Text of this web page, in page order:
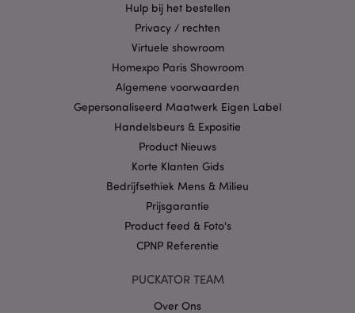
Hulp bij het bestellen
Privacy / rechten
Virtuele showroom
Homexpo Paris Showroom
Algemene voorwaarden
Gepersonaliseerd Maatwerk Eigen Label
Handelsbeurs & Expositie
Product Nieuws
Korte Klanten Gids
Bedrijfsethiek Mens & Milieu
Prijsgarantie
Product feed & Foto's
CPNP Referentie
PUCKATOR TEAM
Over Ons
Strikt noodzakelijke cookies maken
kernfunctionaliteit van de website mogelijk, zoals
gebruikersaanmelding en accountbeheer. Zonder
strikt noodzakelijke cookies kan de website niet
goed gebruikt worden.
Naam
Provider
CookieScriptConsent
X-Magento-Vary
Privacybeleid van